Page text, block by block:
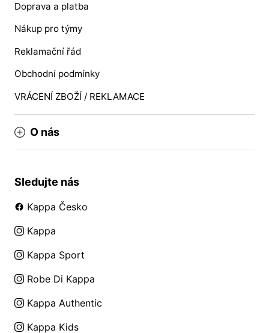
Doprava a platba
Nákup pro týmy
Reklamační řád
Obchodní podmínky
VRÁCENÍ ZBOŽÍ / REKLAMACE
O nás
Sledujte nás
Kappa Česko
Kappa
Kappa Sport
Robe Di Kappa
Kappa Authentic
Kappa Kids